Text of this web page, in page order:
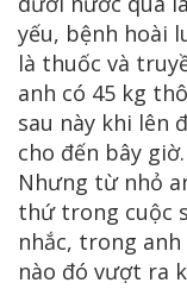
yếu, bệnh hoài
là thuốc và
anh có 45 kg
sau này khi lên
cho đến bây
Nhưng từ nhỏ
thứ trong cuộc
nhắc, trong
nào đó vượt ra